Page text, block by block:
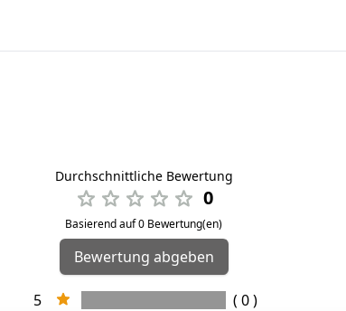
Durchschnittliche Bewertung
0
Basierend auf 0 Bewertung(en)
Bewertung abgeben
5
( 0 )